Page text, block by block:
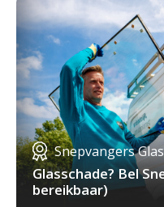
Snepvangers Glas
Glasschade? Bel
bereikbaar)